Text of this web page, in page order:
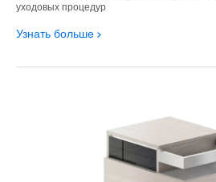
уходовых процедур
Узнать больше